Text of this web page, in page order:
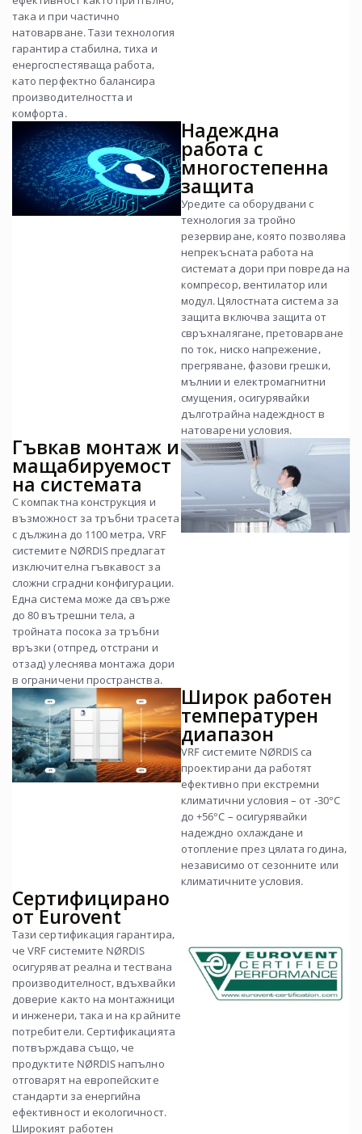
така и при частично
натоварване. Тази технология
гарантира стабилна, тиха и
енергоспестяваща работа,
като перфектно балансира
производителността и
комфорта.
Надеждна
работа с
многостепенна
защита
Уредите са оборудвани с
технология за тройно
резервиране, която позволява
непрекъсната работа на
системата дори при повреда на
компресор, вентилатор или
модул. Цялостната система за
защита включва защита от
свръхналягане, претоварване
по ток, ниско напрежение,
прегряване, фазови грешки,
мълнии и електромагнитни
смущения, осигурявайки
дълготрайна надеждност в
натоварени условия.
Гъвкав монтаж и
мащабируемост
на системата
С компактна конструкция и
възможност за тръбни трасета
с дължина до 1100 метра, VRF
системите NØRDIS предлагат
изключителна гъвкавост за
сложни сградни конфигурации.
Една система може да свърже
до 80 вътрешни тела, а
тройната посока за тръбни
връзки (отпред, отстрани и
отзад) улеснява монтажа дори
в ограничени пространства.
Широк работен
температурен
диапазон
VRF системите NØRDIS са
проектирани да работят
ефективно при екстремни
климатични условия – от -30°C
до +56°C – осигурявайки
надеждно охлаждане и
отопление през цялата година,
независимо от сезонните или
климатичните условия.
Сертифицирано
от Eurovent
Тази сертификация гарантира,
че VRF системите NØRDIS
осигуряват реална и тествана
производителност, вдъхвайки
доверие както на монтажници
и инженери, така и на крайните
потребители. Сертификацията
потвърждава също, че
продуктите NØRDIS напълно
отговарят на европейските
стандарти за енергийна
ефективност и екологичност.
Широкият работен